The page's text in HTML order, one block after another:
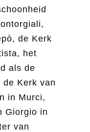
de Kerk
het
als de
Kerk van
in Murci,
Giorgio in
van